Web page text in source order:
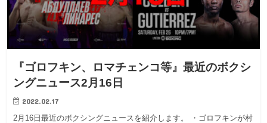
『ゴロフキン、ロマチェンコ等』最近のボクシ
ングニュース2月16日
2022.02.17
2月16日最近のボクシングニュースを紹介します。 ・ゴロフキンが村